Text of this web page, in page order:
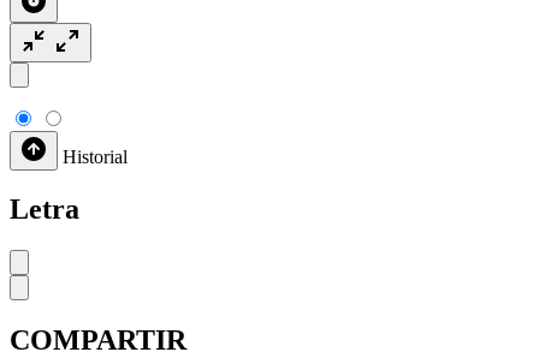
Historial
Letra
COMPARTIR